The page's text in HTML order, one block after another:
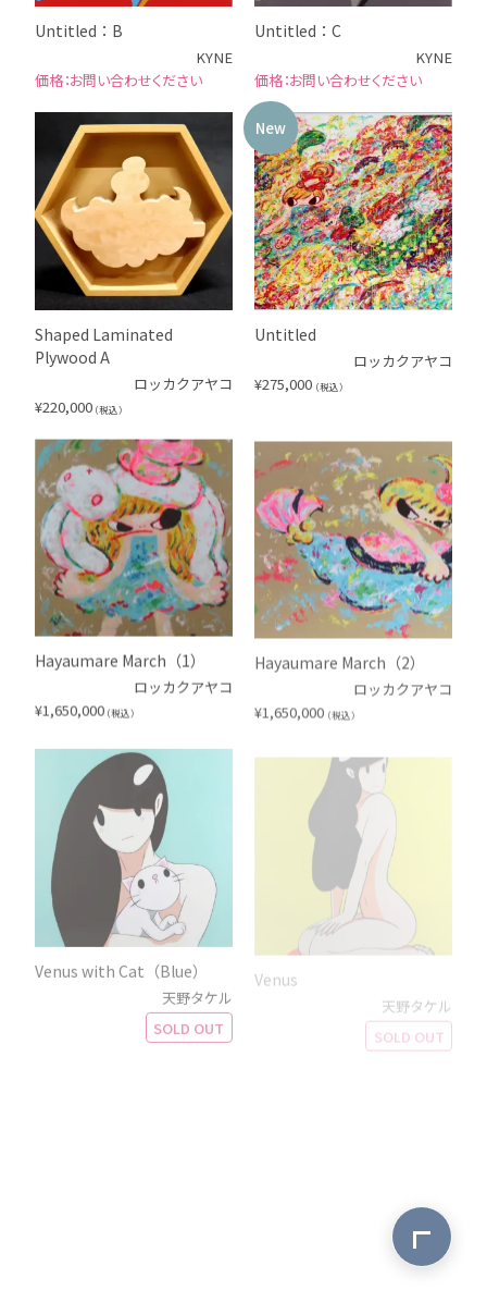
Untitled：B
KYNE
お問い合わせください
Untitled：C
KYNE
お問い合わせください
Shaped Laminated
Plywood A
ロッカクアヤコ
¥220,000 （税込）
New
Untitled
ロッカクアヤコ
¥275,000 （税込）
Hayaumare March（1）
ロッカクアヤコ
¥1,650,000 （税込）
Hayaumare March（2）
ロッカクアヤコ
¥1,650,000 （税込）
Venus with Cat（Blue）
天野タケル
SOLD OUT
SOLD OUT
ページ最上